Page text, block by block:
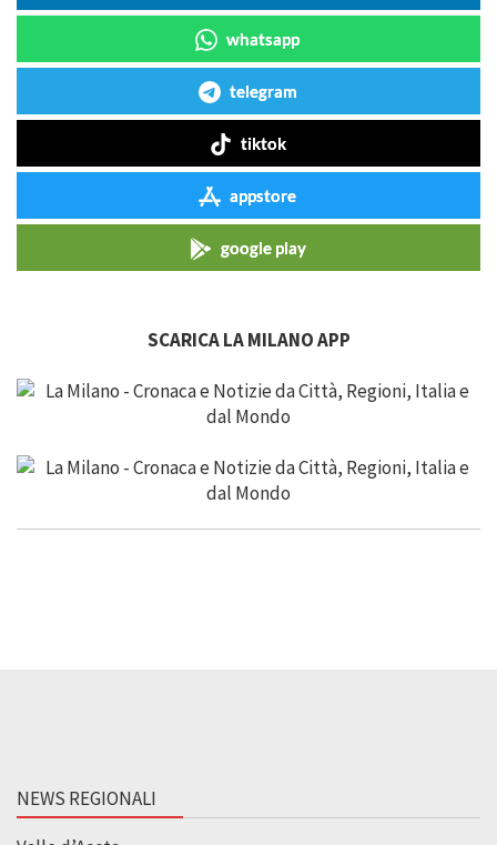
whatsapp
telegram
tiktok
appstore
google play
SCARICA LA MILANO APP
NEWS REGIONALI